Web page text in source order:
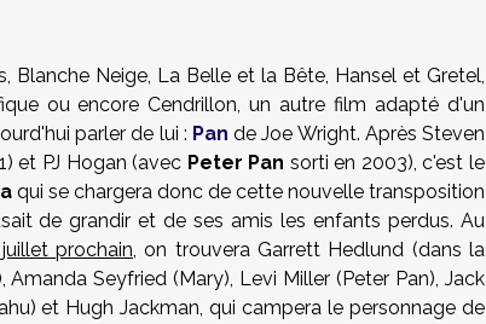
Blanche Neige, La Belle et la Bête, Hansel et Gretel,
ou encore Cendrillon, un autre film adapté d'un
parler de lui : Pan de Joe Wright. Après Steven
et PJ Hogan (avec Peter Pan sorti en 2003), c'est le
qui se chargera donc de cette nouvelle transposition
de grandir et de ses amis les enfants perdus. Au
prochain, on trouvera Garrett Hedlund (dans la
Seyfried (Mary), Levi Miller (Peter Pan), Jack
et Hugh Jackman, qui campera le personnage de